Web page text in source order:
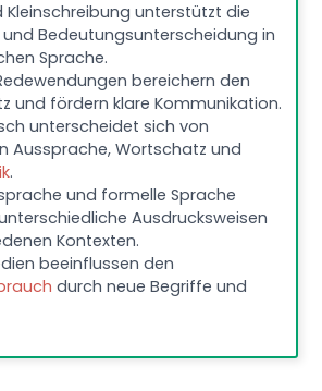
unterstützt die
und Bedeutungsunterscheidung in
Sprache.
bereichern den
und fördern klare Kommunikation.
unterscheidet sich von
Aussprache, Wortschatz und
.
und formelle Sprache
Ausdrucksweisen
Kontexten.
beeinflussen den
durch neue Begriffe und